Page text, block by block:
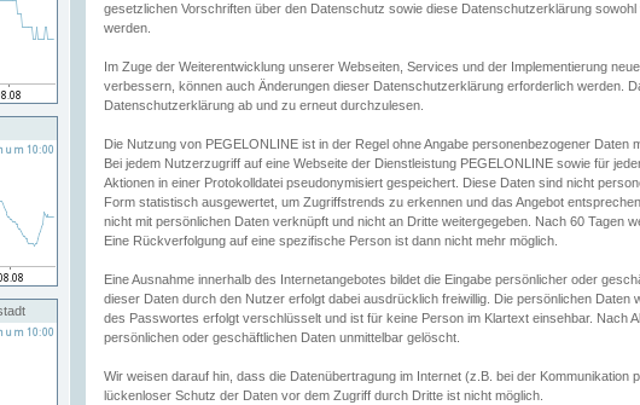
gesetzlichen Vorschriften über den Datenschutz sowie diese Datenschutzerklärung
werden.
Im Zuge der Weiterentwicklung unserer Webseiten, Services und der Implementierung
verbessern, können auch Änderungen dieser Datenschutzerklärung erforderlich werden.
Datenschutzerklärung ab und zu erneut durchzulesen.
Die Nutzung von PEGELONLINE ist in der Regel ohne Angabe personenbezogener Daten
Bei jedem Nutzerzugriff auf eine Webseite der Dienstleistung PEGELONLINE sowie für
Aktionen in einer Protokolldatei pseudonymisiert gespeichert. Diese Daten sind nicht
Form statistisch ausgewertet, um Zugriffstrends zu erkennen und das Angebot
nicht mit persönlichen Daten verknüpft und nicht an Dritte weitergegeben. Nach 60 Tagen
Eine Rückverfolgung auf eine spezifische Person ist dann nicht mehr möglich.
Eine Ausnahme innerhalb des Internetangebotes bildet die Eingabe persönlicher oder
dieser Daten durch den Nutzer erfolgt dabei ausdrücklich freiwillig. Die persönlichen Daten
des Passwortes erfolgt verschlüsselt und ist für keine Person im Klartext einsehbar. Nach
persönlichen oder geschäftlichen Daten unmittelbar gelöscht.
Wir weisen darauf hin, dass die Datenübertragung im Internet (z.B. bei der Kommunikation
lückenloser Schutz der Daten vor dem Zugriff durch Dritte ist nicht möglich.